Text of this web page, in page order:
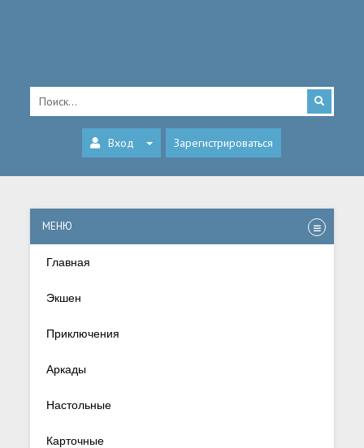
Вход Зарегистрироваться
МЕНЮ
Главная
Экшен
Приключения
Аркады
Настольные
Карточные